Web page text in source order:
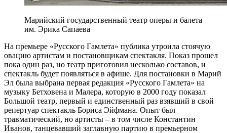
Марийский государственный театр оперы и балета
им. Эрика Сапаева
На премьере «Русского Гамлета» публика утроила стоячую
овацию артистам и постановщикам спектакля. Показ прошел
пока один раз, но театр приготовил несколько составов, и
спектакль будет появляться в афише. Для постановки в Марий
Эл была выбрана первая редакция «Русского Гамлета» на
музыку Бетховена и Малера, которую в 2000 году показал
Большой театр, первый и единственный раз взявший в свой
репертуар спектакль Бориса Эйфмана. Опыт был
травматический, но артисты – в том числе Константин
Иванов, танцевавший заглавную партию в премьерном